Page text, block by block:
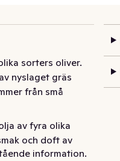
sorters oliver.
nyslaget gräs
från små
av fyra olika
och doft av
Oliverna kommer
information.